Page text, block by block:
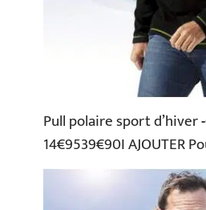
Pull polaire sport d’hiver
14€9539€90I AJOUTER